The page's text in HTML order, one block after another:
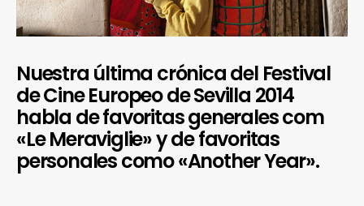
Nuestra última crónica del Festival
de Cine Europeo de Sevilla 2014
habla de favoritas generales com
«Le Meraviglie» y de favoritas
personales como «Another Year».